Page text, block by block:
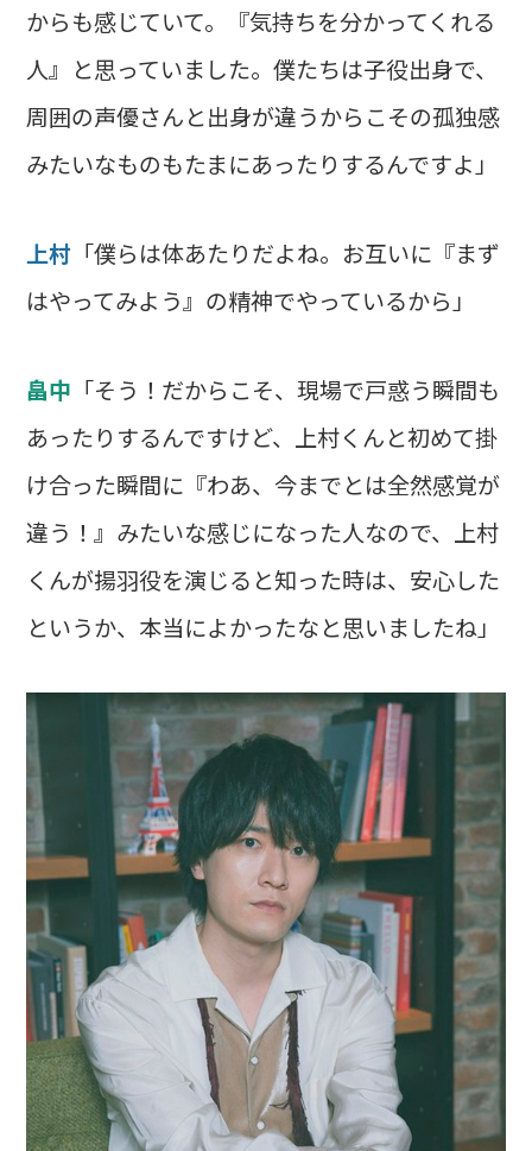
からも感じていて。『気持ちを分かってくれる
人』と思っていました。僕たちは子役出身で、
周囲の声優さんと出身が違うからこその孤独感
みたいなものもたまにあったりするんですよ」
上村 「僕らは体あたりだよね。お互いに『まず
はやってみよう』の精神でやっているから」
畠中 「そう！だからこそ、現場で戸惑う瞬間も
あったりするんですけど、上村くんと初めて掛
け合った瞬間に『わあ、今までとは全然感覚が
違う！』みたいな感じになった人なので、上村
くんが揚羽役を演じると知った時は、安心した
というか、本当によかったなと思いましたね」